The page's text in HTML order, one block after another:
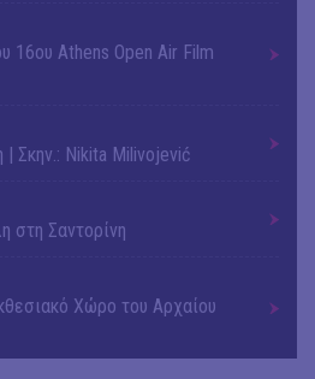
16ου Athens Open Air Film
| Σκην.: Nikita Milivojević
στη Σαντορίνη
Χώρο του Αρχαίου